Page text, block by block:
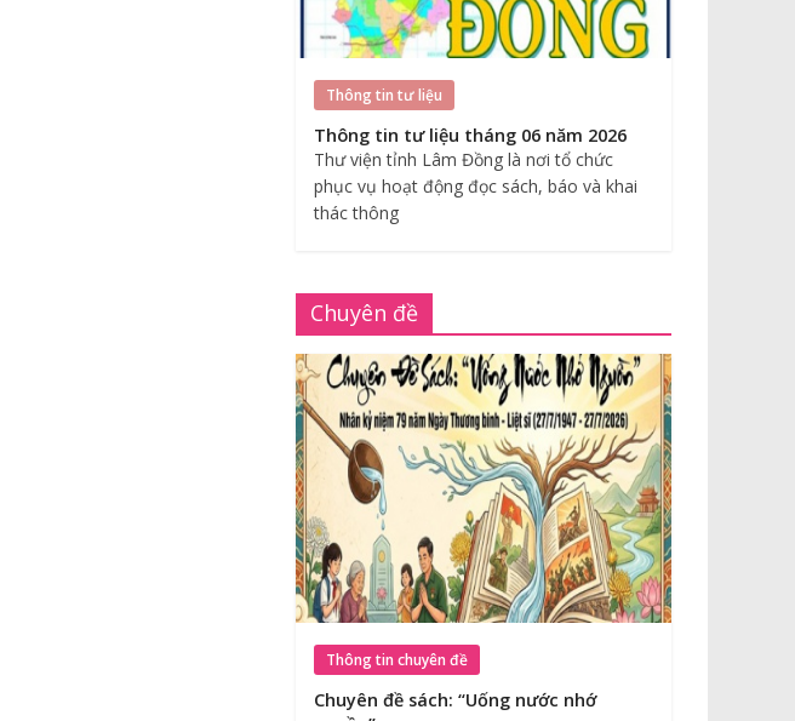
Thông tin tư liệu
Thông tin tư liệu tháng 06 năm 2026
Thư viện tỉnh Lâm Đồng là nơi tổ chức
phục vụ hoạt động đọc sách, báo và khai
thác thông
Chuyên đề
Thông tin chuyên đề
Chuyên đề sách: “Uống nước nhớ